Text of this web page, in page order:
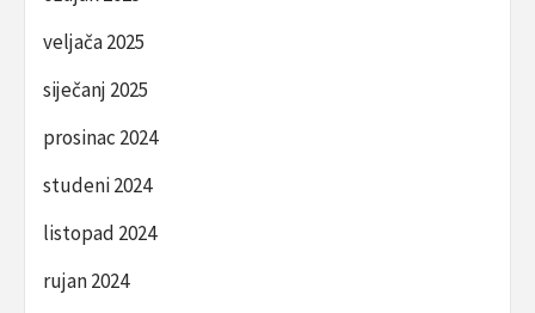
veljača 2025
siječanj 2025
prosinac 2024
studeni 2024
listopad 2024
rujan 2024